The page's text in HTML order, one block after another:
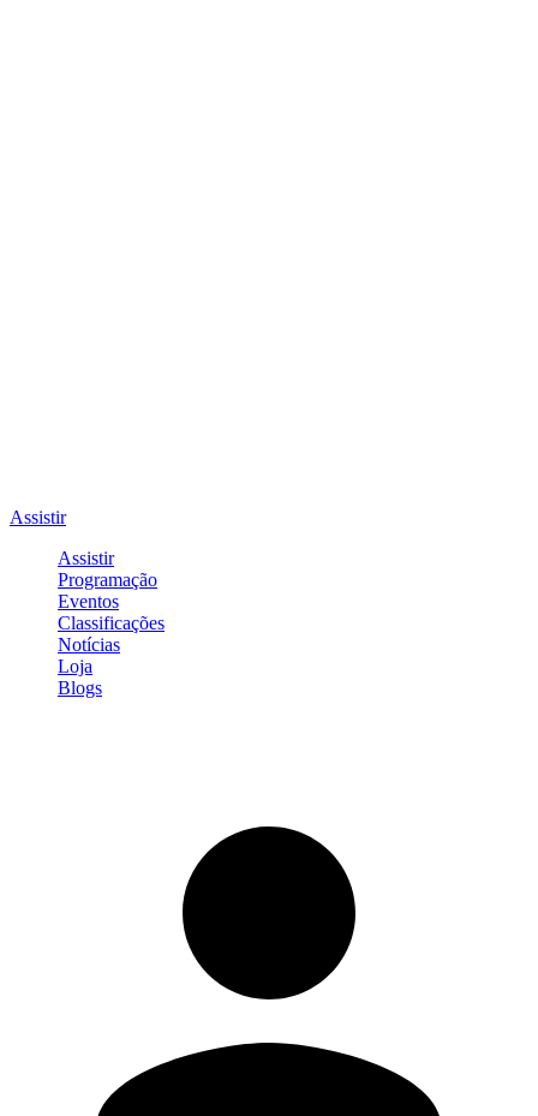
Assistir
Assistir
Programação
Eventos
Classificações
Notícias
Loja
Blogs